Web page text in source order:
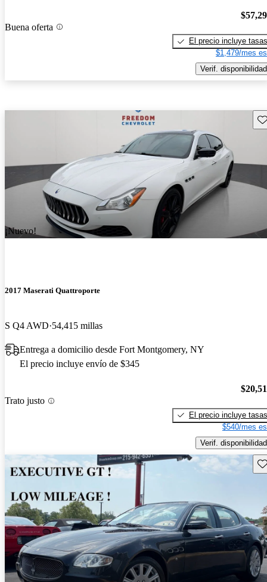
Buena oferta
El precio incluye tasas
$1,479/mes
Verif. disponibilidad
¡Nuevo!
2017 Maserati Quattroporte
S Q4 AWD 54,415 millas
Entrega a domicilio desde Fort Montgomery, NY
El precio incluye envío de $345
Trato justo
El precio incluye tasas
$540/mes
Verif. disponibilidad